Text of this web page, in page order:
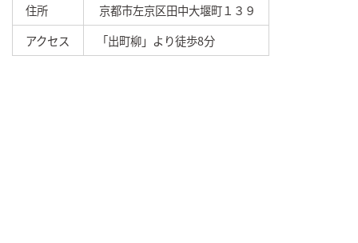
住所
京都市左京区田中大堰町１３９
アクセス
「出町柳」より徒歩8分